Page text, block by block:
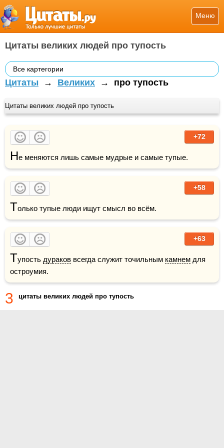
Меню
Цитаты великих людей про тупость
Все картегории
Цитаты → Великих → про тупость
Цитаты великих людей про тупость
+72
Не меняются лишь самые мудрые и самые тупые.
+58
Только тупые люди ищут смысл во всём.
+63
Тупость дураков всегда служит точильным камнем для
остроумия.
3 цитаты великих людей про тупость